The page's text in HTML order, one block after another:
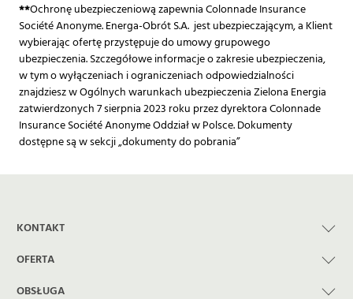
**Ochronę ubezpieczeniową zapewnia Colonnade Insurance
Société Anonyme. Energa-Obrót S.A. jest ubezpieczającym, a Klient
wybierając ofertę przystępuje do umowy grupowego
ubezpieczenia. Szczegółowe informacje o zakresie ubezpieczenia,
w tym o wyłączeniach i ograniczeniach odpowiedzialności
znajdziesz w Ogólnych warunkach ubezpieczenia Zielona Energia
zatwierdzonych 7 sierpnia 2023 roku przez dyrektora Colonnade
Insurance Société Anonyme Oddział w Polsce. Dokumenty
dostępne są w sekcji „dokumenty do pobrania”
KONTAKT
OFERTA
OBSŁUGA